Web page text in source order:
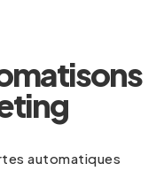
automatiques